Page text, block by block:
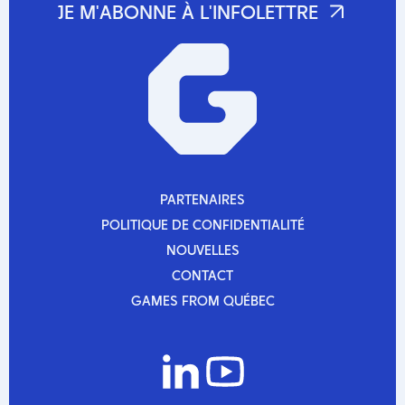
PARTENAIRES
PARTENAIRES
POLITIQUE DE CONFIDENTIALITÉ
POLITIQUE DE CONFIDENTIALITÉ
NOUVELLES
NOUVELLES
CONTACT
CONTACT
GAMES FROM QUÉBEC